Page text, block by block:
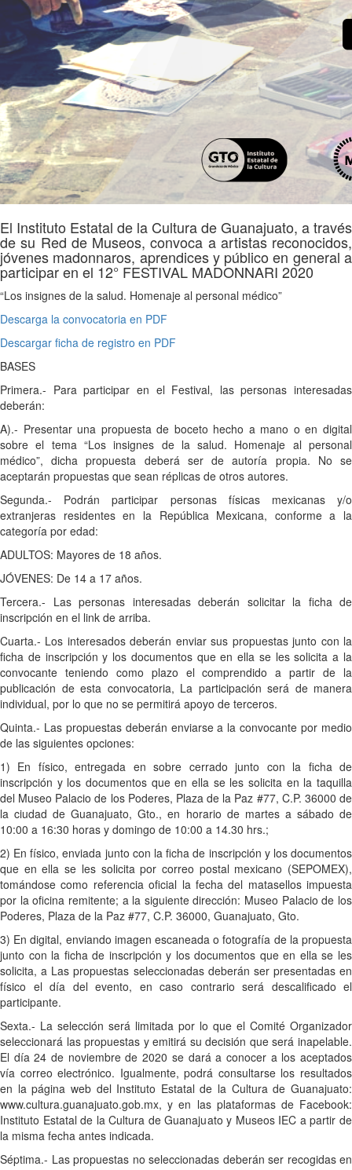
El Instituto Estatal de la Cultura de Guanajuato, a través
de su Red de Museos, convoca a artistas reconocidos,
jóvenes madonnaros, aprendices y público en general a
participar en el 12° FESTIVAL MADONNARI 2020
“Los insignes de la salud. Homenaje al personal médico”
Descarga la convocatoria en PDF
Descargar ficha de registro en PDF
BASES
Primera.- Para participar en el Festival, las personas interesadas
deberán:
A).- Presentar una propuesta de boceto hecho a mano o en digital
sobre el tema “Los insignes de la salud. Homenaje al personal
médico”, dicha propuesta deberá ser de autoría propia. No se
aceptarán propuestas que sean réplicas de otros autores.
Segunda.- Podrán participar personas físicas mexicanas y/o
extranjeras residentes en la República Mexicana, conforme a la
categoría por edad:
ADULTOS: Mayores de 18 años.
JÓVENES: De 14 a 17 años.
Tercera.- Las personas interesadas deberán solicitar la ficha de
inscripción en el link de arriba.
Cuarta.- Los interesados deberán enviar sus propuestas junto con la
ficha de inscripción y los documentos que en ella se les solicita a la
convocante teniendo como plazo el comprendido a partir de la
publicación de esta convocatoria, La participación será de manera
individual, por lo que no se permitirá apoyo de terceros.
Quinta.- Las propuestas deberán enviarse a la convocante por medio
de las siguientes opciones:
1) En físico, entregada en sobre cerrado junto con la ficha de
inscripción y los documentos que en ella se les solicita en la taquilla
del Museo Palacio de los Poderes, Plaza de la Paz #77, C.P. 36000 de
la ciudad de Guanajuato, Gto., en horario de martes a sábado de
10:00 a 16:30 horas y domingo de 10:00 a 14.30 hrs.;
2) En físico, enviada junto con la ficha de inscripción y los documentos
que en ella se les solicita por correo postal mexicano (SEPOMEX),
tomándose como referencia oficial la fecha del matasellos impuesta
por la oficina remitente; a la siguiente dirección: Museo Palacio de los
Poderes, Plaza de la Paz #77, C.P. 36000, Guanajuato, Gto.
3) En digital, enviando imagen escaneada o fotografía de la propuesta
junto con la ficha de inscripción y los documentos que en ella se les
solicita, a Las propuestas seleccionadas deberán ser presentadas en
físico el día del evento, en caso contrario será descalificado el
participante.
Sexta.- La selección será limitada por lo que el Comité Organizador
seleccionará las propuestas y emitirá su decisión que será inapelable.
El día 24 de noviembre de 2020 se dará a conocer a los aceptados
vía correo electrónico. Igualmente, podrá consultarse los resultados
en la página web del Instituto Estatal de la Cultura de Guanajuato:
www.cultura.guanajuato.gob.mx, y en las plataformas de Facebook:
Instituto Estatal de la Cultura de Guanajuato y Museos IEC a partir de
la misma fecha antes indicada.
Séptima.- Las propuestas no seleccionadas deberán ser recogidas en